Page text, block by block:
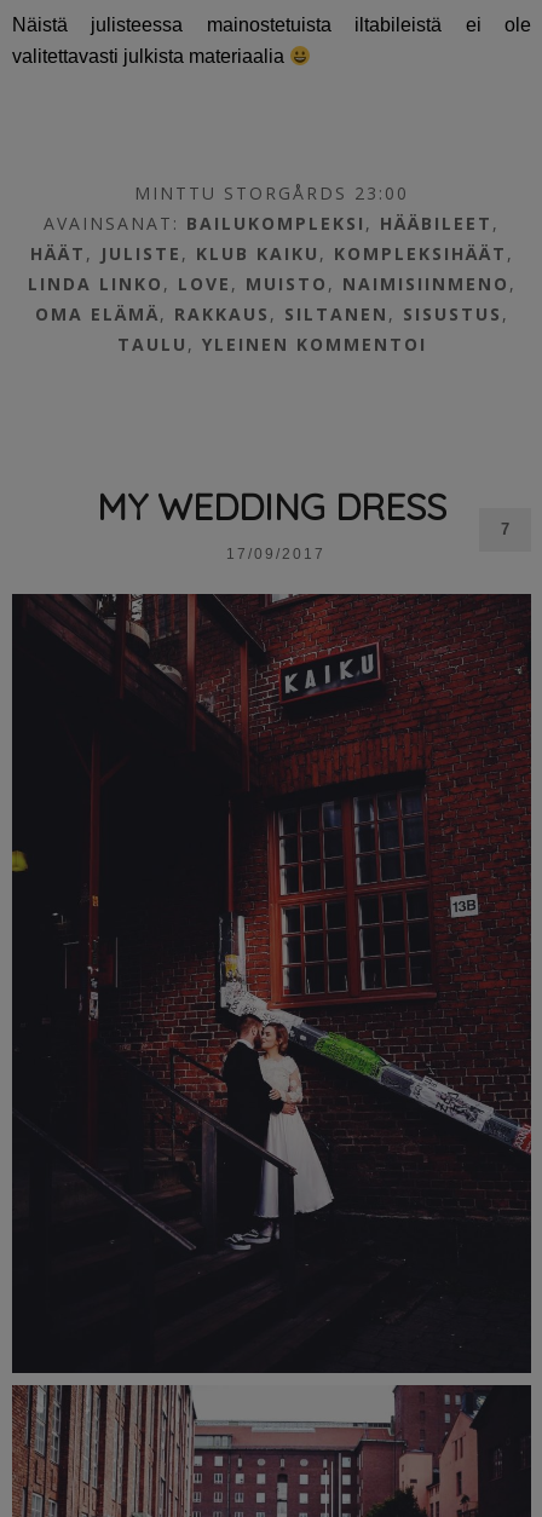
Näistä julisteessa mainostetuista iltabileistä ei ole
valitettavasti julkista materiaalia
MINTTU STORGÅRDS 23:00
AVAINSANAT: BAILUKOMPLEKSI , HÄÄBILEET ,
HÄÄT , JULISTE , KLUB KAIKU , KOMPLEKSIHÄÄT ,
LINDA LINKO , LOVE , MUISTO , NAIMISIINMENO ,
OMA ELÄMÄ, RAKKAUS , SILTANEN , SISUSTUS ,
TAULU , YLEINEN KOMMENTOI
MY WEDDING DRESS
17/09/2017
7